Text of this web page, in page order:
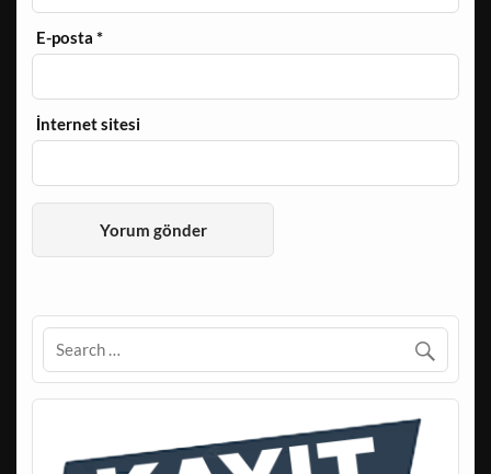
E-posta*
İnternet sitesi